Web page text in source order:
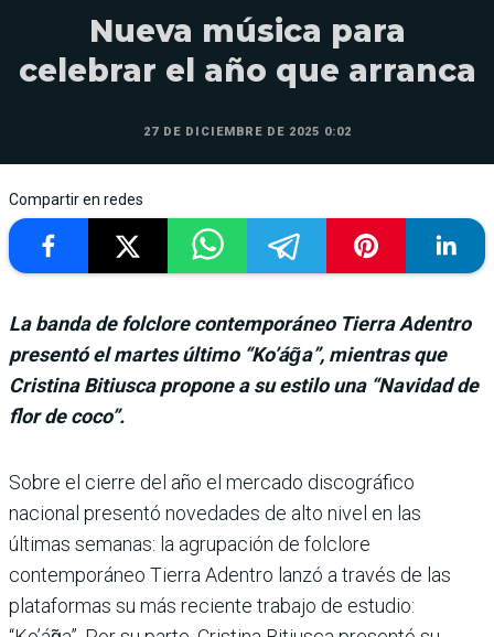
Nueva música para
celebrar el año que arranca
27 DE DICIEMBRE DE 2025 0:02
Compartir en redes
La banda de folclore contemporáneo Tierra Adentro
presentó el martes último “Ko’ág̃a”, mientras que
Cristina Bitiusca propone a su estilo una “Navidad de
flor de coco”.
Sobre el cierre del año el mercado discográfico
nacional presentó novedades de alto nivel en las
últimas semanas: la agrupación de folclore
contemporáneo Tierra Adentro lanzó a través de las
plataformas su más reciente trabajo de estudio: